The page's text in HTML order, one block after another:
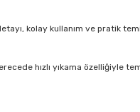
kolay kullanım ve pratik
hızlı yıkama özelliğiyle